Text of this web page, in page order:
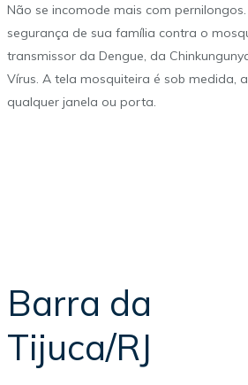
Não se incomode mais com
segurança de sua família contra o
transmissor da Dengue, da
Vírus. A tela mosquiteira é sob medida,
qualquer janela ou porta.
Barra da
Tijuca/RJ